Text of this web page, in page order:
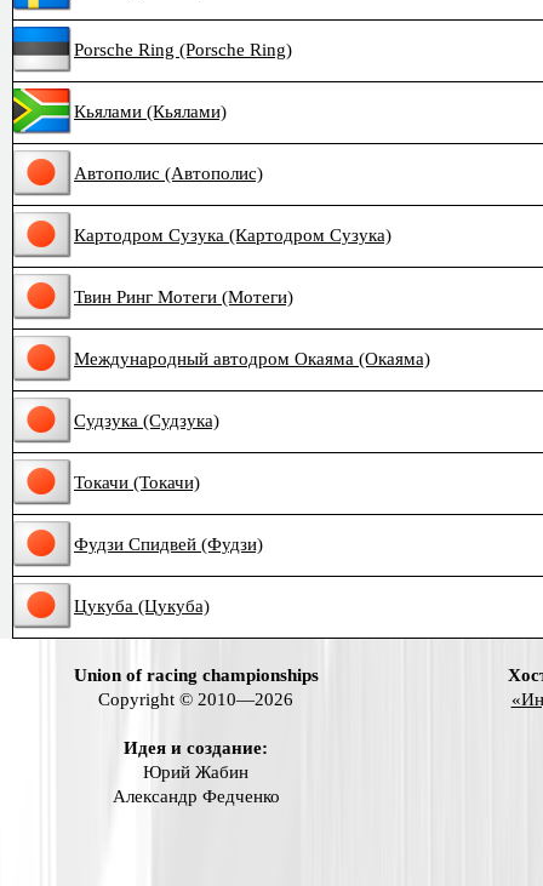
Porsche Ring (Porsche Ring)
Кьялами (Кьялами)
Автополис (Автополис)
Картодром Сузука (Картодром Сузука)
Твин Ринг Мотеги (Мотеги)
Международный автодром Окаяма (Окаяма)
Судзука (Судзука)
Токачи (Токачи)
Фудзи Спидвей (Фудзи)
Цукуба (Цукуба)
Union of racing championships
Copyright © 2010—2026
Идея и создание:
Юрий Жабин
Александр Федченко